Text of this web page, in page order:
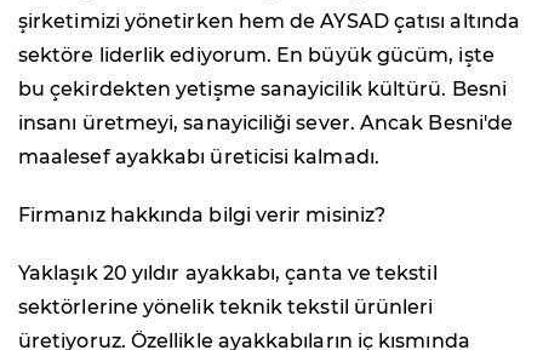
şirketimizi yönetirken hem de AYSAD çatısı altında
sektöre liderlik ediyorum. En büyük gücüm, işte
bu çekirdekten yetişme sanayicilik kültürü. Besni
insanı üretmeyi, sanayiciliği sever. Ancak Besni'de
maalesef ayakkabı üreticisi kalmadı.
Firmanız hakkında bilgi verir misiniz?
Yaklaşık 20 yıldır ayakkabı, çanta ve tekstil
sektörlerine yönelik teknik tekstil ürünleri
üretiyoruz. Özellikle ayakkabıların iç kısmında